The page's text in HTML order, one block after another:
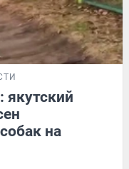
якутский
на